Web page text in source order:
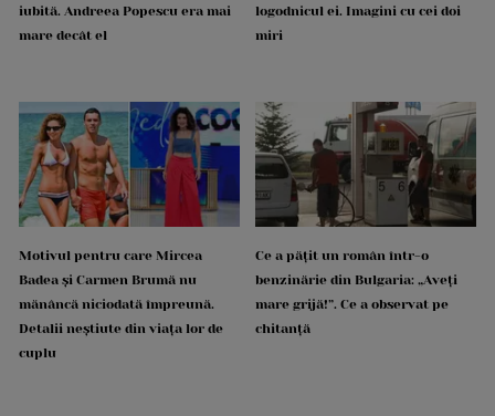
iubită. Andreea Popescu era mai
mare decât el
logodnicul ei. Imagini cu cei doi
miri
Motivul pentru care Mircea
Badea și Carmen Brumă nu
mănâncă niciodată împreună.
Detalii neștiute din viața lor de
cuplu
Ce a pățit un român într-o
benzinărie din Bulgaria: „Aveți
mare grijă!”. Ce a observat pe
chitanță